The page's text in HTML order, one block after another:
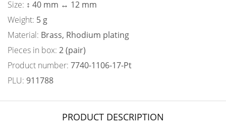
Size: ↕ 40 mm ↔ 12 mm
Weight: 5 g
Material: Brass, Rhodium plating
Pieces in box: 2 (pair)
Product number: 7740-1106-17-Pt
PLU: 911788
PRODUCT DESCRIPTION